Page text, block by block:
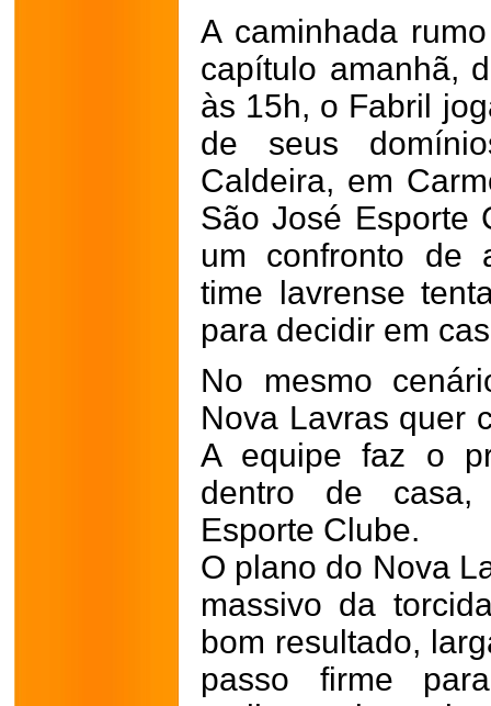
A caminhada
capítulo amanhã,
às 15h, o Fabril
de seus
Caldeira, em
São José Esporte
um confronto de
time lavrense
para decidir em
No mesmo
Nova Lavras quer
A equipe faz o
dentro de casa,
Esporte Clube.
O plano do Nova
massivo da
bom resultado,
passo firme